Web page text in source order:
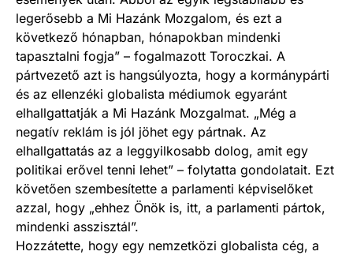
legerősebb a Mi Hazánk Mozgalom, és ezt a
következő hónapban, hónapokban mindenki
tapasztalni fogja” – fogalmazott Toroczkai. A
pártvezető azt is hangsúlyozta, hogy a kormánypárti
és az ellenzéki globalista médiumok egyaránt
elhallgattatják a Mi Hazánk Mozgalmat. „Még a
negatív reklám is jól jöhet egy pártnak. Az
elhallgattatás az a leggyilkosabb dolog, amit egy
politikai erővel tenni lehet” – folytatta gondolatait. Ezt
követően szembesítette a parlamenti képviselőket
azzal, hogy „ehhez Önök is, itt, a parlamenti pártok,
mindenki asszisztál”.
Hozzátette, hogy egy nemzetközi globalista cég, a